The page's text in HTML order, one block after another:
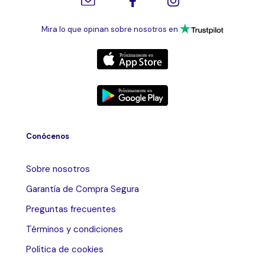
Mira lo que opinan sobre nosotros en
Conócenos
Sobre nosotros
Garantía de Compra Segura
Preguntas frecuentes
Términos y condiciones
Política de cookies